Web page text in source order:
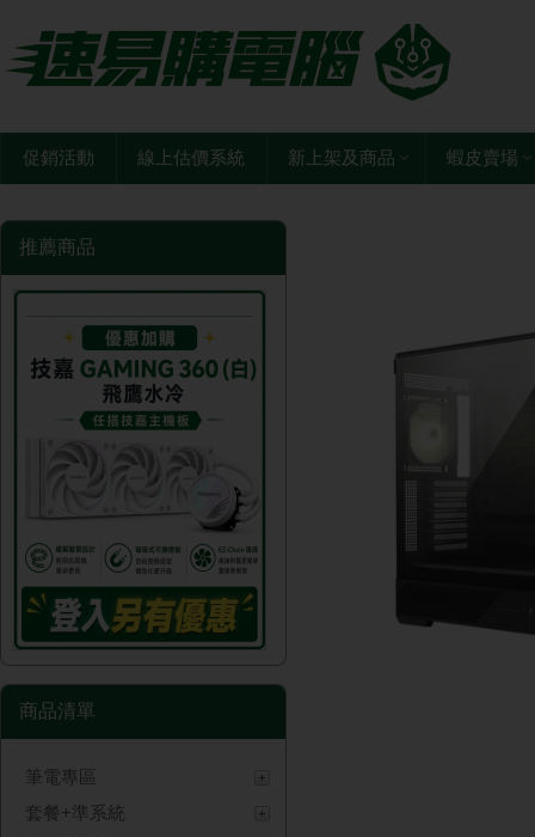
促銷活動 線上估價系統 新上架及商品 蝦皮賣場
推薦商品
商品清單
筆電專區
套餐+準系統